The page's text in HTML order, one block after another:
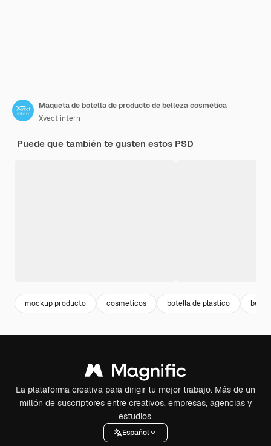
Maqueta de botella de producto de belleza cosmética
Xvect intern
Puede que también te gusten estos PSD
mockup producto cosmeticos botella de plastico
La plataforma creativa para dirigir tu mejor trabajo. Más de un
millón de suscriptores entre creativos, empresas, agencias y
estudios.
Español